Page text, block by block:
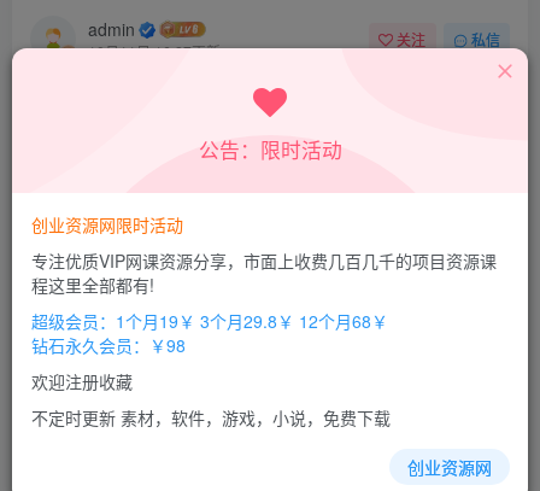
admin
10月11日 16:27更新
关注 私信
超级会员
立即购买
您当前未登录！建议登陆后购买，办理会员包月更省钱，可保存购
公告：限时活动
创业资源网限时活动
专注优质VIP网课资源分享，市面上收费几百几千的项目资源课
程这里全部都有!
超级会员：1个月19￥ 3个月29.8￥ 12个月68￥
钻石永久会员：￥98
欢迎注册收藏
不定时更新 素材，软件，游戏，小说，免费下载
创业资源网